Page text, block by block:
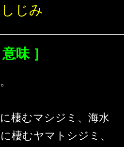
しじみ
意味 ］
棲むマシジミ、海水
棲むヤマトシジミ、